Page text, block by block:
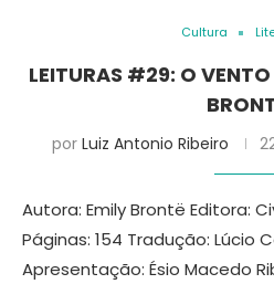
Cultura
LEITURAS #29: O VENTO
por Luiz Antonio Ribeiro
Autora: Emily Brontë Editora:
Páginas: 154 Tradução: Lúcio
Apresentação: Ésio Macedo